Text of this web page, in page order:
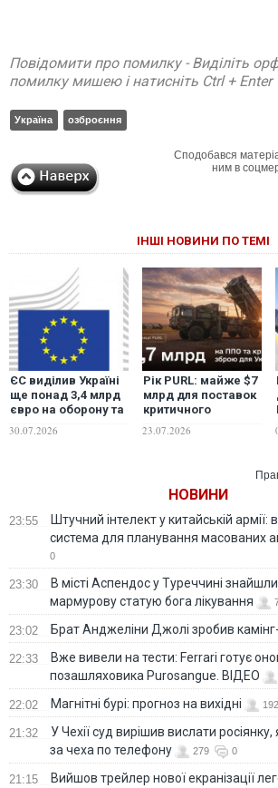
Повідомити про помилку - Виділіть
помилку мишею і натисніть Ctrl + Enter
Україна озброєння
Сподобався
ним в
ІНШІ НОВИНИ ПО ТЕМІ
ЄС виділив Україні
ще понад 3,4 млрд
євро на оборону та
озброєння
30.07.2026
Рік PURL: майже $7
млрд для поставок
критичного
озброєння для
України
23.07.2026
НОВИНИ
23:55
Штучний інтелект у китайській
система для планування масованих
0
23:30
В місті Аспендос у Туреччині
мармурову статую бога лікування
23:02 Брат Анджеліни Джолі зробив
22:33
Вже вивели на тести: Ferrari готує
позашляховика Purosangue. ВІДЕО
22:02 Магнітні бурі: прогноз на вихідні 192
21:32
У Чехії суд вирішив вислати
за чеха по телефону
279 0
21:15
Вийшов трейлер нової екранізації